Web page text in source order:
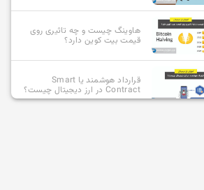
هاوینگ چیست و چه تاثیری روی
قیمت بیت کوین دارد؟
قرارداد هوشمند یا Smart
Contract در ارز دیجیتال چیست؟